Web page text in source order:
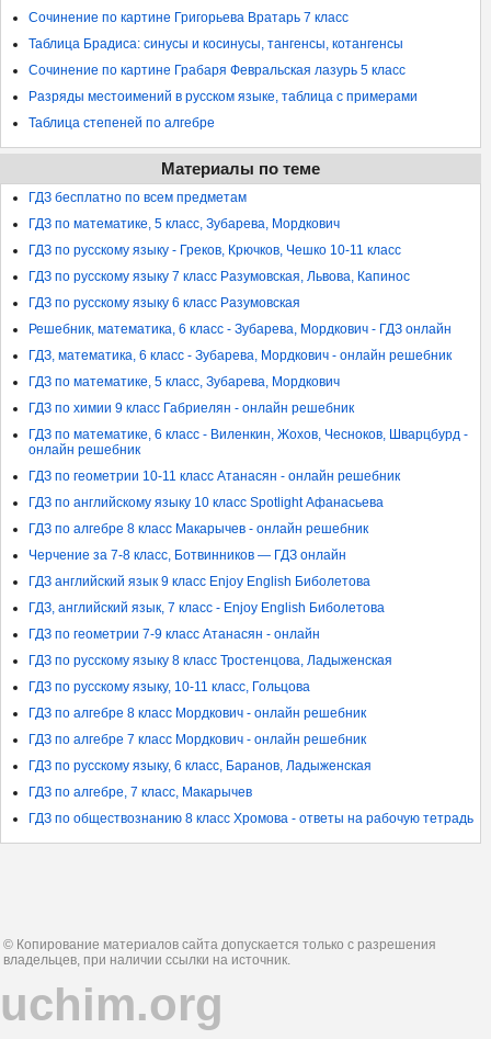
Сочинение по картине Григорьева Вратарь 7 класс
Таблица Брадиса: синусы и косинусы, тангенсы, котангенсы
Сочинение по картине Грабаря Февральская лазурь 5 класс
Разряды местоимений в русском языке, таблица с примерами
Таблица степеней по алгебре
Материалы по теме
ГДЗ бесплатно по всем предметам
ГДЗ по математике, 5 класс, Зубарева, Мордкович
ГДЗ по русскому языку - Греков, Крючков, Чешко 10-11 класс
ГДЗ по русскому языку 7 класс Разумовская, Львова, Капинос
ГДЗ по русскому языку 6 класс Разумовская
Решебник, математика, 6 класс - Зубарева, Мордкович - ГДЗ онлайн
ГДЗ, математика, 6 класс - Зубарева, Мордкович - онлайн решебник
ГДЗ по математике, 5 класс, Зубарева, Мордкович
ГДЗ по химии 9 класс Габриелян - онлайн решебник
ГДЗ по математике, 6 класс - Виленкин, Жохов, Чесноков, Шварцбурд -
онлайн решебник
ГДЗ по геометрии 10-11 класс Атанасян - онлайн решебник
ГДЗ по английскому языку 10 класс Spotlight Афанасьева
ГДЗ по алгебре 8 класс Макарычев - онлайн решебник
Черчение за 7-8 класс, Ботвинников — ГДЗ онлайн
ГДЗ английский язык 9 класс Enjoy English Биболетова
ГДЗ, английский язык, 7 класс - Enjoy English Биболетова
ГДЗ по геометрии 7-9 класс Атанасян - онлайн
ГДЗ по русскому языку 8 класс Тростенцова, Ладыженская
ГДЗ по русскому языку, 10-11 класс, Гольцова
ГДЗ по алгебре 8 класс Мордкович - онлайн решебник
ГДЗ по алгебре 7 класс Мордкович - онлайн решебник
ГДЗ по русскому языку, 6 класс, Баранов, Ладыженская
ГДЗ по алгебре, 7 класс, Макарычев
ГДЗ по обществознанию 8 класс Хромова - ответы на рабочую тетрадь
© Копирование материалов сайта допускается только с разрешения
владельцев, при наличии ссылки на источник.
uchim.org